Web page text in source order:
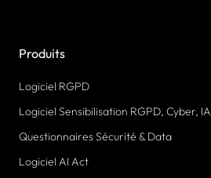
Produits
Logiciel RGPD
Logiciel Sensibilisation RGPD, Cyber, IA
Questionnaires Sécurité & Data
Logiciel AI Act